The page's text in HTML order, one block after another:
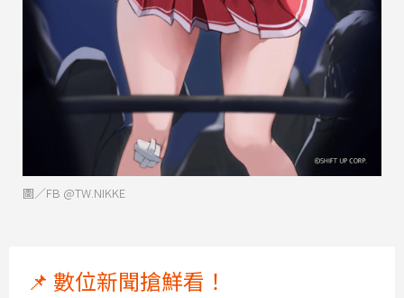
圖／FB @TW.NIKKE
📌 數位新聞搶鮮看！